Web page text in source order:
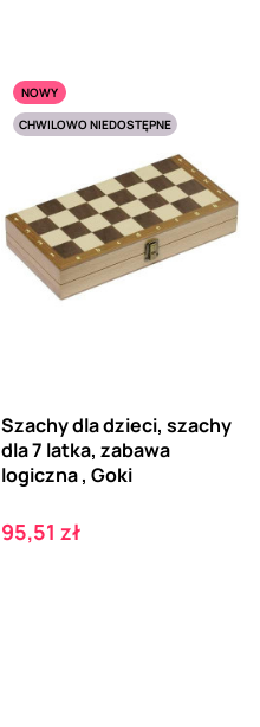
NOWY
CHWILOWO NIEDOSTĘPNE
Szachy dla dzieci, szachy
dla 7 latka, zabawa
logiczna , Goki
Cena
95,51 zł